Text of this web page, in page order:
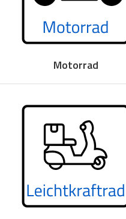
Motorrad